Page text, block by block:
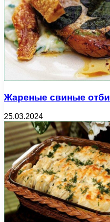
Жареные свиные
25.03.2024